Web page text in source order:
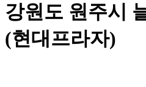
강원도 원주시
(현대프라자)